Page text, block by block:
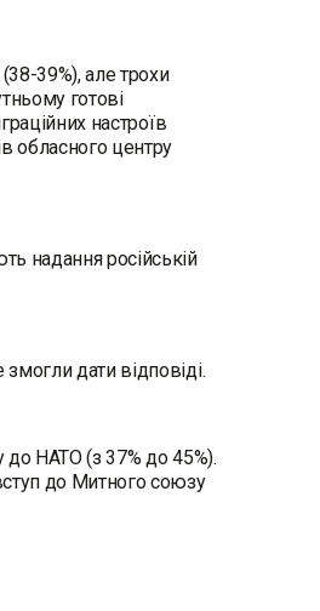
39%), але трохи
готові
настроїв
обласного центру
надання російській
дати відповіді.
до НАТО (з 37% до 45%).
до Митного союзу